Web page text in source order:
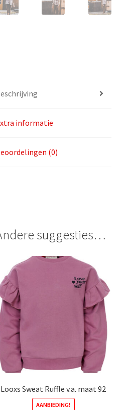
informatie
(0)
suggesties…
Looxs Sweat Ruffle v.a. maat 92
AANBIEDING!